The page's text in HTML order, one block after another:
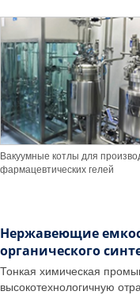
Вакуумные котлы для
фармацевтических гелей
Нержавеющие
органического
Тонкая химическая
высокотехнологичную